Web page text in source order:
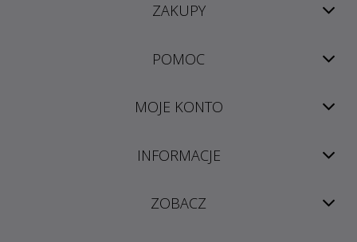
ZAKUPY
POMOC
MOJE KONTO
INFORMACJE
ZOBACZ